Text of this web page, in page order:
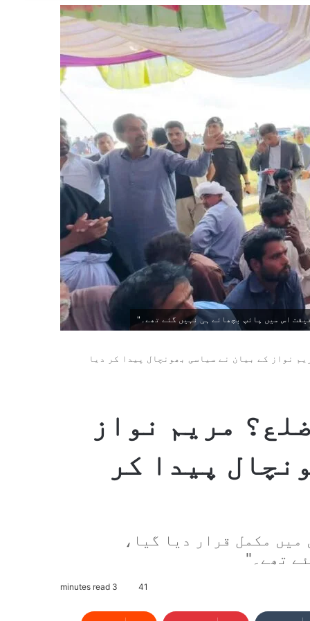
نواز کے بیان نے سیاسی بھونچال پیدا کر دیا
مریم نواز
پیدا کر
میں مکمل قرار دیا گیا،
تھے۔"
41